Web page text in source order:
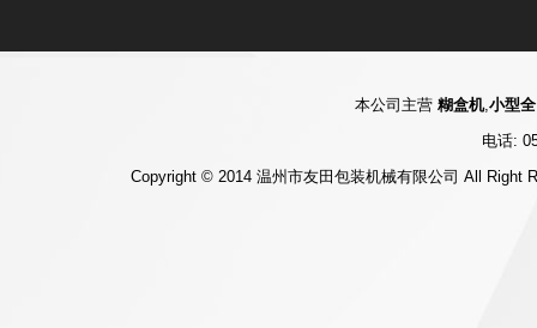
本公司主营 糊盒机,小型
电话:
Copyright © 2014 温州市友田包装机械有限公司 All